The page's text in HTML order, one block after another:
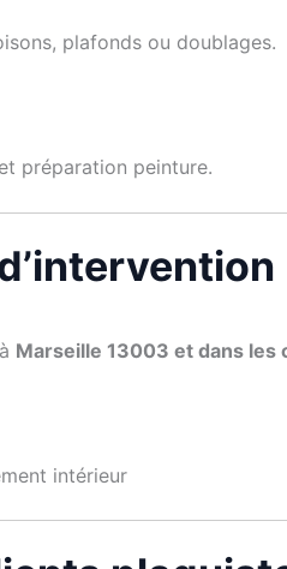
plafonds ou doublages.
préparation peinture.
Marseille 13003 et dans les
intérieur